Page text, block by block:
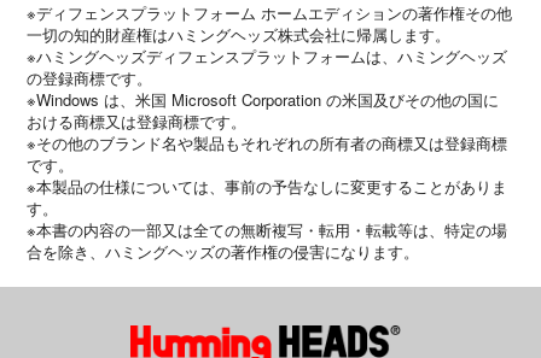
※ディフェンスプラットフォーム ホームエディションの著作権その他
一切の知的財産権はハミングヘッズ株式会社に帰属します。
※ハミングヘッズディフェンスプラットフォームは、ハミングヘッズ
の登録商標です。
※Windows は、米国 Microsoft Corporation の米国及びその他の国に
おける商標又は登録商標です。
※その他のブランド名や製品もそれぞれの所有者の商標又は登録商標
です。
※本製品の仕様については、事前の予告なしに変更することがありま
す。
※本書の内容の一部又は全ての無断複写・転用・転載等は、特定の場
合を除き、ハミングヘッズの著作権の侵害になります。